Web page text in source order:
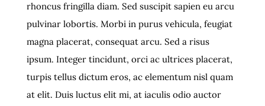
rhoncus fringilla diam. Sed suscipit sapien eu arcu
pulvinar lobortis. Morbi in purus vehicula, feugiat
magna placerat, consequat arcu. Sed a risus
ipsum. Integer tincidunt, orci ac ultrices placerat,
turpis tellus dictum eros, ac elementum nisl quam
at elit. Duis luctus elit mi, at iaculis odio auctor